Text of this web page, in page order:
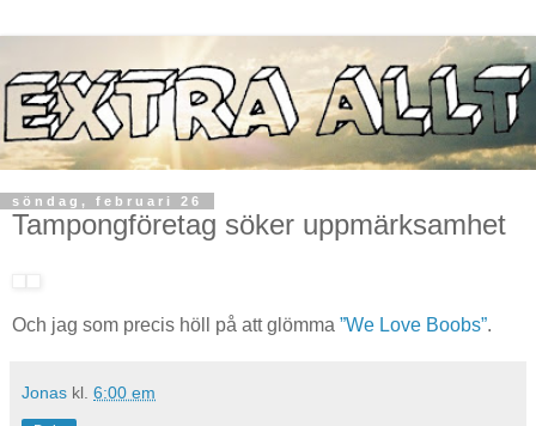
söndag, februari 26
Tampongföretag söker uppmärksamhet
Och jag som precis höll på att glömma ”We Love Boobs”.
Jonas kl. 6:00 em